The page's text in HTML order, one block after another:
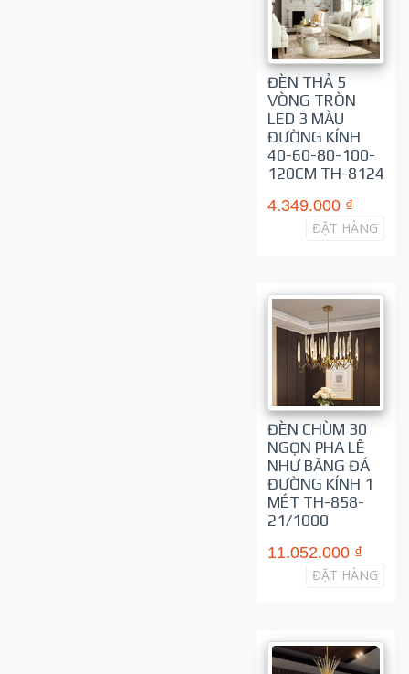
ĐÈN THẢ 5
VÒNG TRÒN
LED 3 MÀU
ĐƯỜNG KÍNH
40-60-80-100-
120CM TH-8124
4.349.000 ₫
ĐẶT HÀNG
ĐÈN CHÙM 30
NGỌN PHA LÊ
NHƯ BĂNG ĐÁ
ĐƯỜNG KÍNH 1
MÉT TH-858-
21/1000
11.052.000 ₫
ĐẶT HÀNG